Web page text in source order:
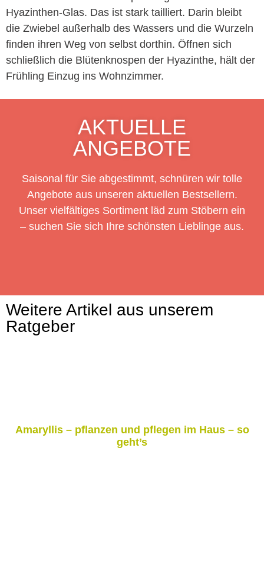
Hyazinthen-Glas. Das ist stark tailliert. Darin bleibt
die Zwiebel außerhalb des Wassers und die Wurzeln
finden ihren Weg von selbst dorthin. Öffnen sich
schließlich die Blütenknospen der Hyazinthe, hält der
Frühling Einzug ins Wohnzimmer.
AKTUELLE
ANGEBOTE
Saisonal für Sie abgestimmt, schnüren wir tolle
Angebote aus unseren aktuellen Bestsellern.
Unser vielfältiges Sortiment läd zum Stöbern ein
– suchen Sie sich Ihre schönsten Lieblinge aus.
Weitere Artikel aus unserem
Ratgeber
Amaryllis – pflanzen und pflegen im Haus – so
geht’s